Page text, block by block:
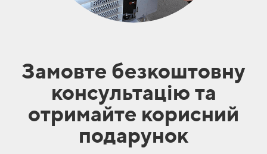
Замовте безкоштовну
консультацію та
отримайте корисний
подарунок